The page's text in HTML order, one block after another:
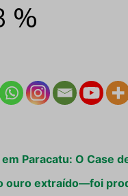
%
Paracatu: O Case
ouro extraído—foi